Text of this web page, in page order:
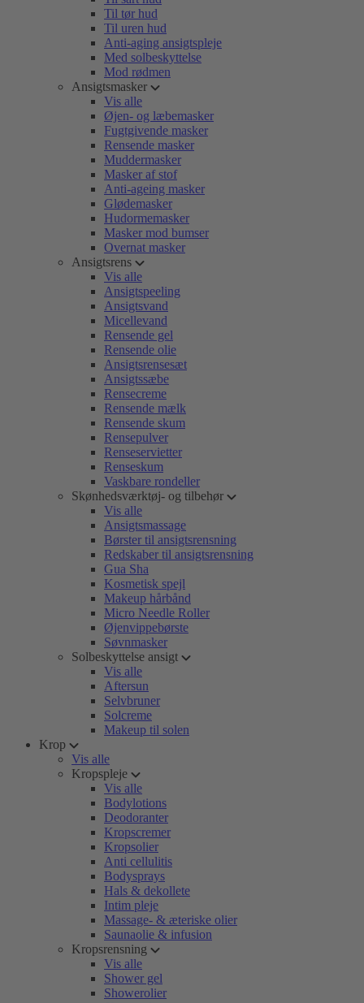
Til tør hud
Til uren hud
Anti-aging ansigtspleje
Med solbeskyttelse
Mod rødmen
Ansigtsmasker
Vis alle
Øjen- og læbemasker
Fugtgivende masker
Rensende masker
Muddermasker
Masker af stof
Anti-ageing masker
Glødemasker
Hudormemasker
Masker mod bumser
Overnat masker
Ansigtsrens
Vis alle
Ansigtspeeling
Ansigtsvand
Micellevand
Rensende gel
Rensende olie
Ansigtsrensesæt
Ansigtssæbe
Rensecreme
Rensende mælk
Rensende skum
Rensepulver
Renseservietter
Renseskum
Vaskbare rondeller
Skønhedsværktøj- og tilbehør
Vis alle
Ansigtsmassage
Børster til ansigtsrensning
Redskaber til ansigtsrensning
Gua Sha
Kosmetisk spejl
Makeup hårbånd
Micro Needle Roller
Øjenvippebørste
Søvnmasker
Solbeskyttelse ansigt
Vis alle
Aftersun
Selvbruner
Solcreme
Makeup til solen
Krop
Vis alle
Kropspleje
Vis alle
Bodylotions
Deodoranter
Kropscremer
Kropsolier
Anti cellulitis
Bodysprays
Hals & dekollete
Intim pleje
Massage- & æteriske olier
Saunaolie & infusion
Kropsrensning
Vis alle
Shower gel
Showerolier